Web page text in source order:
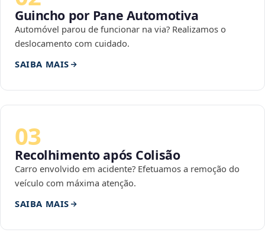
Guincho por Pane Automotiva
Automóvel parou de funcionar na via? Realizamos o
deslocamento com cuidado.
SAIBA MAIS
03
Recolhimento após Colisão
Carro envolvido em acidente? Efetuamos a remoção do
veículo com máxima atenção.
SAIBA MAIS